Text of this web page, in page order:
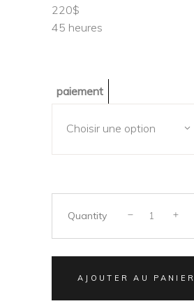
220$
45 heures
paiement
Choisir une option
Quantity
AJOUTER AU PANIER